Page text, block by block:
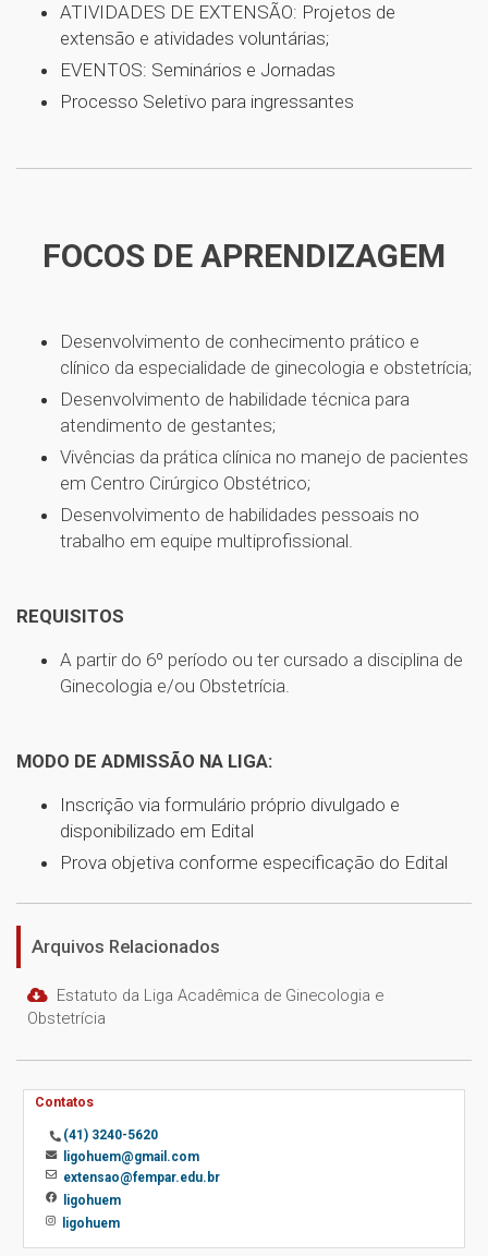
ATIVIDADES DE EXTENSÃO: Projetos de
extensão e atividades voluntárias;
EVENTOS: Seminários e Jornadas
Processo Seletivo para ingressantes
FOCOS DE APRENDIZAGEM
Desenvolvimento de conhecimento prático e
clínico da especialidade de ginecologia e obstetrícia;
Desenvolvimento de habilidade técnica para
atendimento de gestantes;
Vivências da prática clínica no manejo de pacientes
em Centro Cirúrgico Obstétrico;
Desenvolvimento de habilidades pessoais no
trabalho em equipe multiprofissional.
REQUISITOS
A partir do 6º período ou ter cursado a disciplina de
Ginecologia e/ou Obstetrícia.
MODO DE ADMISSÃO NA LIGA:
Inscrição via formulário próprio divulgado e
disponibilizado em Edital
Prova objetiva conforme especificação do Edital
Arquivos Relacionados
Estatuto da Liga Acadêmica de Ginecologia e
Obstetrícia
Contatos
(41) 3240-5620
ligohuem@gmail.com
extensao@fempar.edu.br
ligohuem
ligohuem